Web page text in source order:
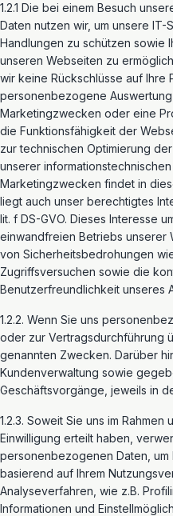
1.2.1 Die bei einem Besuch
Daten nutzen wir, um unsere
Handlungen zu schützen sowie
unseren Webseiten zu
wir keine Rückschlüsse auf Ihre
personenbezogene
Marketingzwecken oder eine
die Funktionsfähigkeit der
zur technischen Optimierung
unserer
Marketingzwecken findet in
liegt auch unser berechtigtes
lit. f DS-GVO. Dieses Interesse
einwandfreien Betriebs unserer
von Sicherheitsbedrohungen
Zugriffsversuchen sowie die
Benutzerfreundlichkeit unseres
1.2.2. Wenn Sie uns
oder zur Vertragsdurchführung
genannten Zwecken. Darüber
Kundenverwaltung sowie
Geschäftsvorgänge, jeweils in
1.2.3. Soweit Sie uns im
Einwilligung erteilt haben,
personenbezogenen Daten,
basierend auf Ihrem
Analyseverfahren, wie z.B.
Informationen und